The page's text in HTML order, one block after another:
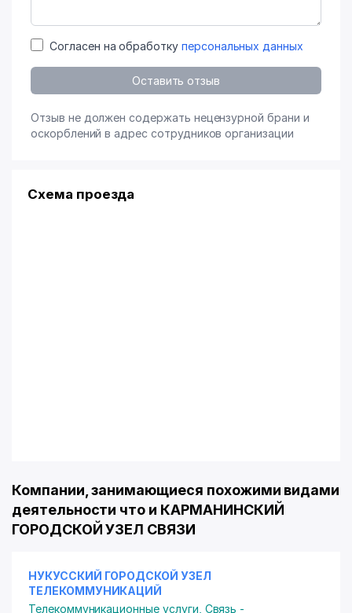
Согласен на обработку персональных данных
Оставить отзыв
Отзыв не должен содержать нецензурной брани и
оскорблений в адрес сотрудников организации
Схема проезда
Компании, занимающиеся похожими видами
деятельности что и КАРМАНИНСКИЙ
ГОРОДСКОЙ УЗЕЛ СВЯЗИ
НУКУССКИЙ ГОРОДСКОЙ УЗЕЛ
ТЕЛЕКОММУНИКАЦИЙ
Телекоммуникационные услуги Связь -